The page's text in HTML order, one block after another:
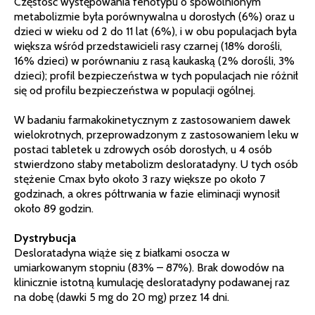
metabolizmie była porównywalna u dorosłych (6%) oraz u
dzieci w wieku od 2 do 11 lat (6%), i w obu populacjach była
większa wśród przedstawicieli rasy czarnej (18% dorośli,
16% dzieci) w porównaniu z rasą kaukaską (2% dorośli, 3%
dzieci); profil bezpieczeństwa w tych populacjach nie różnił
się od profilu bezpieczeństwa w populacji ogólnej.
W badaniu farmakokinetycznym z zastosowaniem dawek
wielokrotnych, przeprowadzonym z zastosowaniem leku w
postaci tabletek u zdrowych osób dorosłych, u 4 osób
stwierdzono słaby metabolizm desloratadyny. U tych osób
stężenie Cmax było około 3 razy większe po około 7
godzinach, a okres półtrwania w fazie eliminacji wynosił
około 89 godzin.
Dystrybucja
Desloratadyna wiąże się z białkami osocza w
umiarkowanym stopniu (83% – 87%). Brak dowodów na
klinicznie istotną kumulację desloratadyny podawanej raz
na dobę (dawki 5 mg do 20 mg) przez 14 dni.